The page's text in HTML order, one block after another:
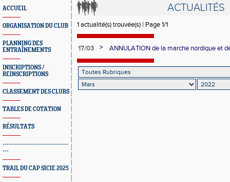
ACCUEIL
ORGANISATION DU CLUB
PLANNING DES
ENTRAÎNEMENTS
INSCRIPTIONS /
REINSCRIPTIONS
CLASSEMENT DES CLUBS
TABLES DE COTATION
RÉSULTATS
--------------------------------
---
TRAIL DU CAP SICIE 2025
ACTUALITÉS
1 actualité(s) trouvée(s) | Page 1/1
17/03 >
ANNULATION de la marche nordique et